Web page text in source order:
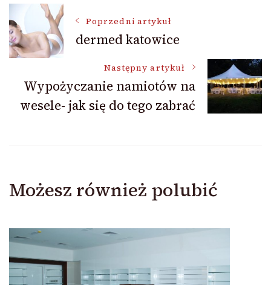
Nawigacja
wpisu
Poprzedni artykuł
dermed katowice
Następny artykuł
Wypożyczanie namiotów na
wesele- jak się do tego zabrać
Możesz również polubić